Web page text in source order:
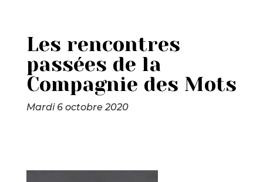
Les rencontres
passées de la
Compagnie des Mots
Mardi 6 octobre 2020